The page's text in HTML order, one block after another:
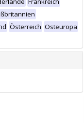
Österreich Osteuropa